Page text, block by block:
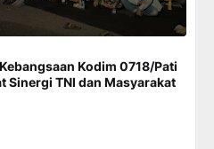
Kodim 0718/Pati
Sinergi TNI dan Masyarakat